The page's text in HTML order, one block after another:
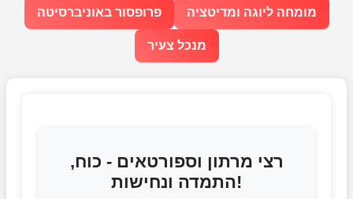
פרופסור באוניברסיטה מומחה ליוגה ומדיטציה
מנכל צעיר
רצי מרתון וספורטאים - כוח,
התמדה ונחישות!